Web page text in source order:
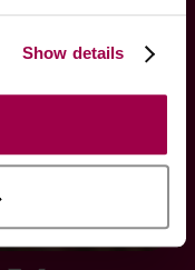
Show details